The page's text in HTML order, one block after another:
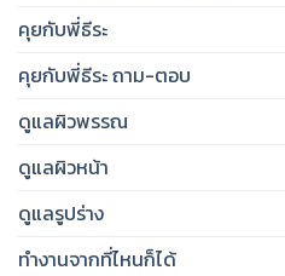
คุยกับพี่ธีระ
คุยกับพี่ธีระ ถาม-ตอบ
ดูแลผิวพรรณ
ดูแลผิวหน้า
ดูแลรูปร่าง
ทำงานจากที่ไหนก็ได้